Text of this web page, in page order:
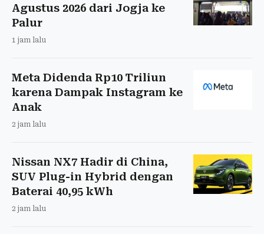
Agustus 2026 dari Jogja ke
Palur
1 jam lalu
Meta Didenda Rp10 Triliun
karena Dampak Instagram ke
Anak
2 jam lalu
Nissan NX7 Hadir di China,
SUV Plug-in Hybrid dengan
Baterai 40,95 kWh
2 jam lalu